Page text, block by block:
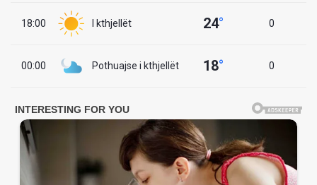
18:00 I kthjellët 24° 0
00:00 Pothuajse i kthjellët 18° 0